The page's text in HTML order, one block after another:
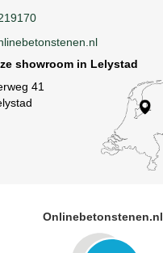
showroom in Lelystad
41
Onlinebetonstenen.nl